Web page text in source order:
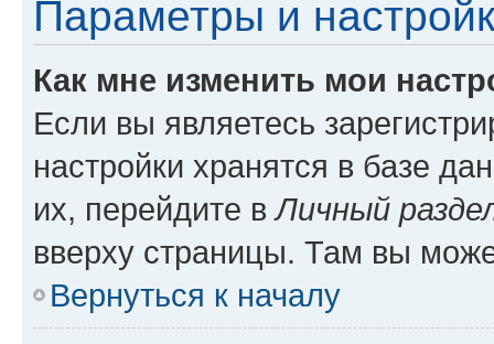
Параметры и
Как мне изменить мои
Если вы являетесь
настройки хранятся в базе
их, перейдите вЛичный
вверху страницы. Там вы
Вернуться к началу